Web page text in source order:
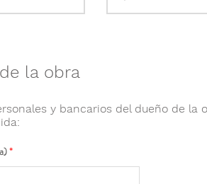
la obra
y bancarios del dueño de la